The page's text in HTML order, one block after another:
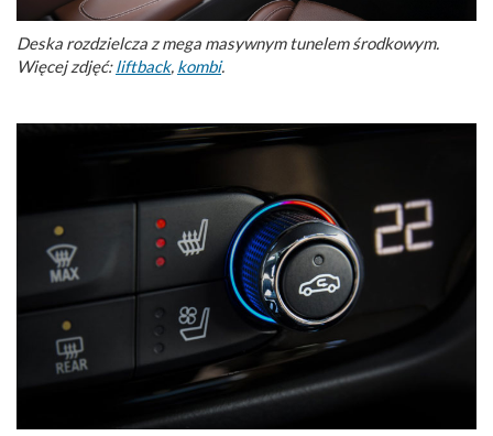
Deska rozdzielcza z mega masywnym tunelem środkowym.
Więcej zdjęć:liftback, kombi.